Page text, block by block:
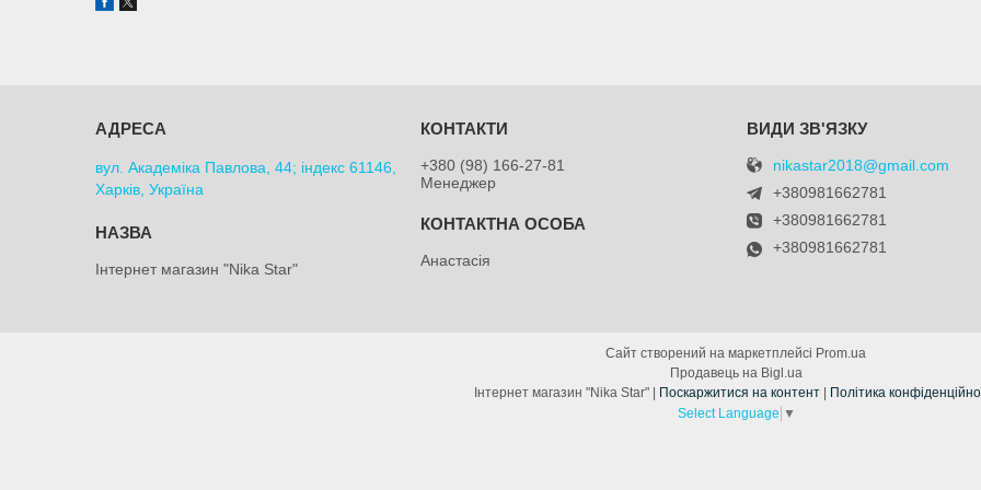
вул. Академіка Павлова, 44; індекс 61146,
Харків, Україна
Інтернет магазин "Nika Star"
+380 (98) 166-27-81
Менеджер
Анастасія
nikastar2018@gmail.com
+380981662781
+380981662781
+380981662781
Сайт створений на маркетплейсі Prom.ua
Продавець на Bigl.ua
Поскаржитися на контент
Політика
Select Language ▼